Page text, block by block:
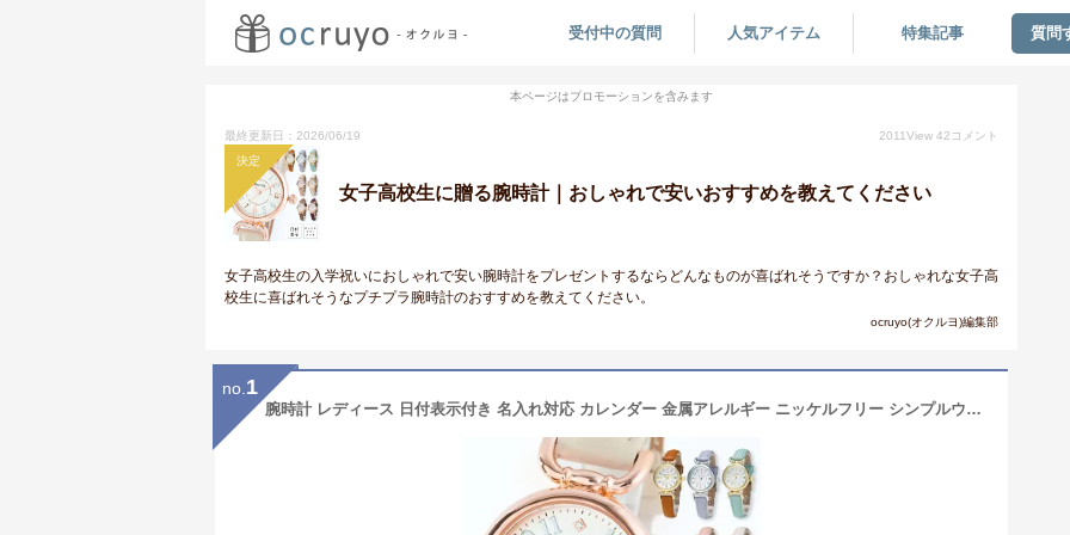
受付中の質問 人気アイテム 特集記事 質問
本ページはプロモーションを含みます
最終更新日：2026/06/19 2011View 42 コメント
決定
女子高校生に贈る腕時計｜おしゃれで安いおすすめを教えてください
女子高校生の入学祝いにおしゃれで安い腕時計をプレゼントするならどんなものが喜ばれそうですか？おしゃれな女子高
校生に喜ばれそうなプチプラ腕時計のおすすめを教えてください。
ocruyo(オクルヨ)編集部
no. 1
腕時計 レディース 日付表示付き 名入れ対応 カレンダー 金属アレルギー ニッケルフリー シンプルウォッチ かわいい おしゃれ 大人 細ベルト ブランド Kiitos カジュアル 30代 綺麗 見やすい 仕事 学生 プレゼント 母の日 ギフト 1年間のメーカー保証付